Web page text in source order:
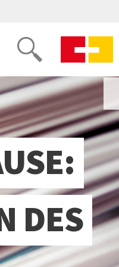
DES